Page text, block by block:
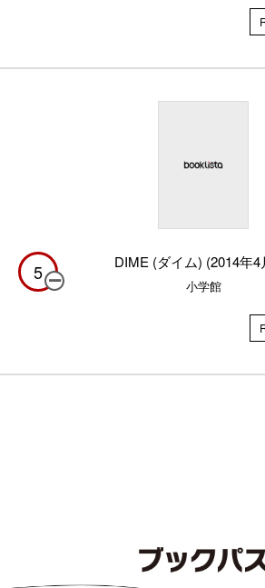
5 DIME (ダイム) (2014年4
小学館